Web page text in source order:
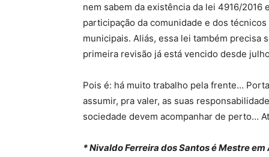
nem sabem da existência da lei 4916/
participação da comunidade e dos
municipais. Aliás, essa lei também precisa
primeira revisão já está vencido desde
Pois é: há muito trabalho pela frente…
assumir, pra valer, as suas
sociedade devem acompanhar de perto…
* Nivaldo Ferreira dos Santos é Mestre